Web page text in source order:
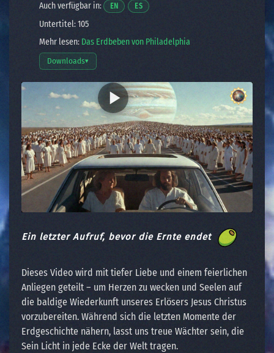
Auch verfügbar in:
ENÖffnet ein Video in einem neuen Fenster.
ESÖffnet ein Video in einem neuen
Untertitel: 105
Mehr lesen: Das Erdbeben von Philadelphia
Downloads▾
Download-Optionen öffnen
Ein letzter Aufruf, bevor die Ernte endet
Dieses Video wird mit tiefer Liebe und einem feierlichen
Anliegen geteilt – um Herzen zu wecken und Seelen auf
die baldige Wiederkunft unseres Erlösers Jesus Christus
vorzubereiten. Während sich die letzten Momente der
Erdgeschichte nähern, lasst uns treue Wächter sein, die
Sein Licht in jede Ecke der Welt tragen.